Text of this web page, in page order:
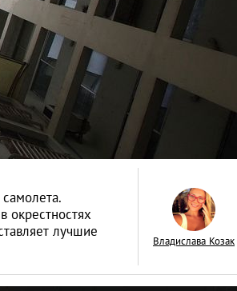
окрестностях
лучшие
Владислава Козак